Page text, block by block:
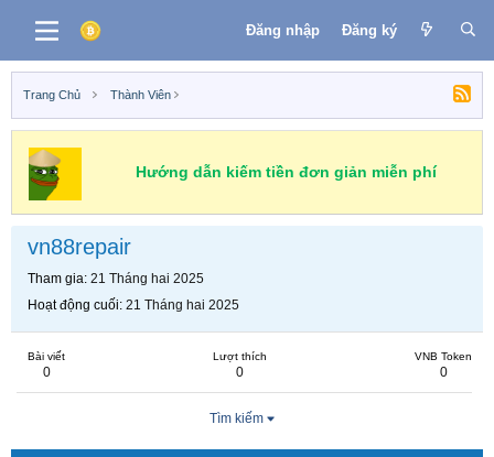
Đăng nhập Đăng ký
Trang Chủ Thành Viên
Hướng dẫn kiếm tiền đơn giản miễn phí
vn88repair
Tham gia 21 Tháng hai 2025
Hoạt động cuối 21 Tháng hai 2025
Bài viết
0
Lượt thích
0
VNB Token
0
Tìm kiếm